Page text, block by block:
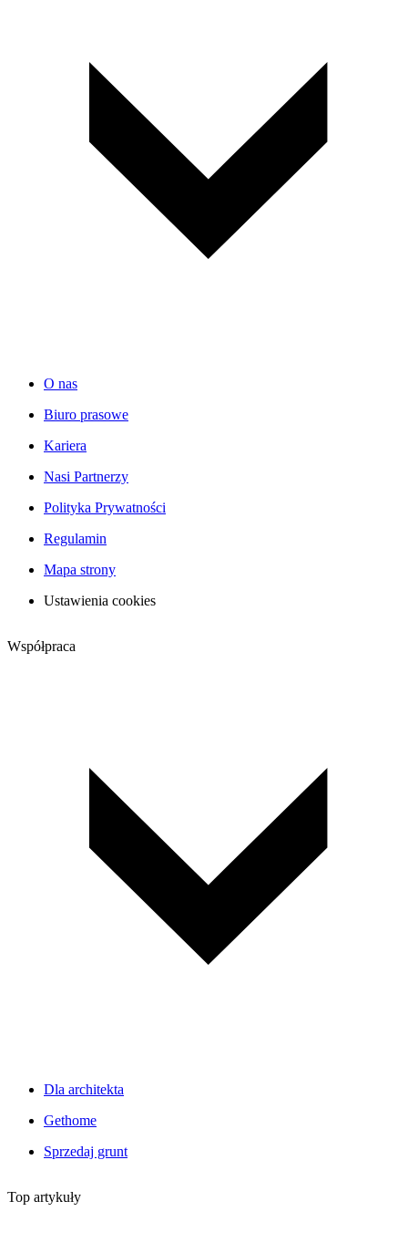
O nas
Biuro prasowe
Kariera
Nasi Partnerzy
Polityka Prywatności
Regulamin
Mapa strony
Ustawienia cookies
Współpraca
Dla architekta
Gethome
Sprzedaj grunt
Top artykuły